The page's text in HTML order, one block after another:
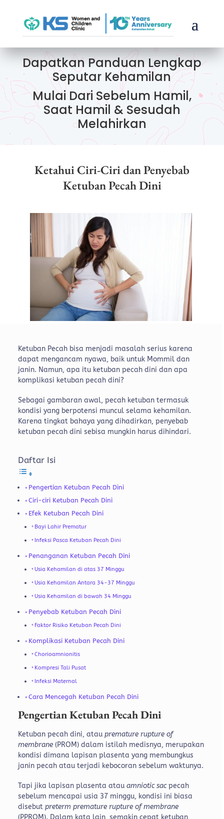
Dapatkan Panduan Lengkap
Seputar Kehamilan
Mulai Dari Sebelum Hamil,
Saat Hamil & Sesudah
Melahirkan
Ketahui Ciri-Ciri dan Penyebab
Ketuban Pecah Dini
Ketuban Pecah bisa menjadi masalah serius karena
dapat mengancam nyawa, baik untuk Mommil dan
janin. Namun, apa itu ketuban pecah dini dan apa
komplikasi ketuban pecah dini?
Sebagai gambaran awal, pecah ketuban termasuk
kondisi yang berpotensi muncul selama kehamilan.
Karena tingkat bahaya yang dihadirkan, penyebab
ketuban pecah dini sebisa mungkin harus dihindari.
Daftar Isi
Pengertian Ketuban Pecah Dini
Ciri-ciri Ketuban Pecah Dini
Efek Ketuban Pecah Dini
Bayi Lahir Prematur
Infeksi Pasca Ketuban Pecah Dini
Penanganan Ketuban Pecah Dini
Usia Kehamilan di atas 37 Minggu
Usia Kehamilan Antara 34-37 Minggu
Usia Kehamilan di bawah 34 Minggu
Penyebab Ketuban Pecah Dini
Faktor Risiko Ketuban Pecah Dini
Komplikasi Ketuban Pecah Dini
Chorioamnionitis
Kompresi Tali Pusat
Infeksi Maternal
Cara Mencegah Ketuban Pecah Dini
Pengertian Ketuban Pecah Dini
Ketuban pecah dini, atau premature rupture of
membrane(PROM) dalam istilah medisnya, merupakan
kondisi dimana lapisan plasenta yang membungkus
janin pecah atau terjadi kebocoran sebelum waktunya.
Tapi jika lapisan plasenta atau amniotic sacpecah
sebelum mencapai usia 37 minggu, kondisi ini biasa
disebut preterm premature rupture of membrane